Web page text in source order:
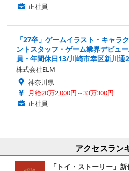
正社員
「27卒」ゲームイラスト・キャラ
ントスタッフ・ゲーム業界デビュ
員・年間休日13/川崎市幸区新川通
株式会社ELM
神奈川県
月給20万2,000円～33万300円
正社員
アクセスラン
「トイ・ストーリー」